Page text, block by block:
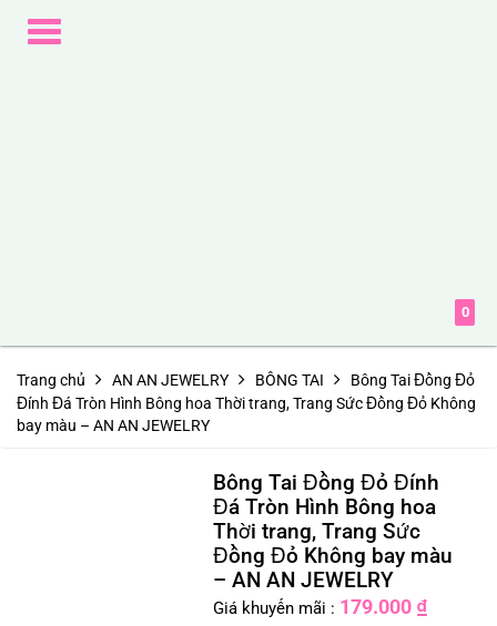
Toggle
navigation
0
Trang chủ AN AN JEWELRY BÔNG TAI
Bông Tai Đồng Đỏ
Đính Đá Tròn Hình Bông hoa Thời trang, Trang Sức Đồng Đỏ Không
bay màu – AN AN JEWELRY
Bông Tai Đồng Đỏ Đính
Đá Tròn Hình Bông hoa
Thời trang, Trang Sức
Đồng Đỏ Không bay màu
– AN AN JEWELRY
Giá khuyến mãi : 179.000 ₫